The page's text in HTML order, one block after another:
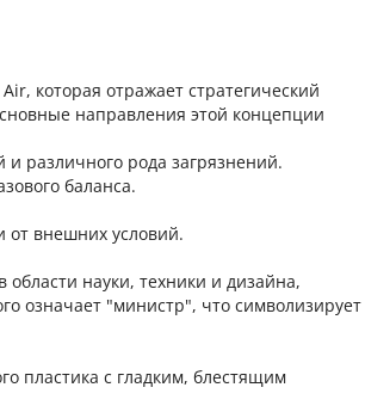
которая отражает стратегический
направления этой концепции
и различного рода загрязнений.
баланса.
внешних условий.
науки, техники и дизайна,
означает "министр", что символизирует
пластика с гладким, блестящим